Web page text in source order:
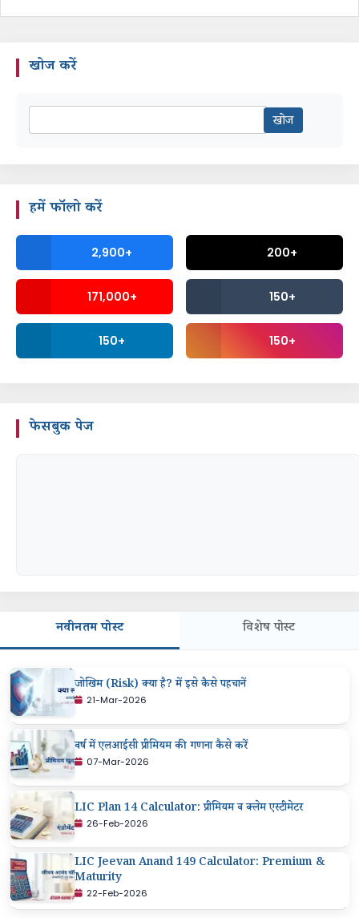
खोज करें
हमें फॉलो करें
2,900+ 200+
171,000+ 150+
150+ 150+
फेसबुक पेज
नवीनतम पोस्ट विशेष पोस्ट
जोखिम (Risk) क्या है? में इसे कैसे पहचानें
21-Mar-2026
वर्ष में एलआईसी प्रीमियम की गणना कैसे करें
07-Mar-2026
LIC Plan 14 Calculator: प्रीमियम व क्लेम एस्टीमेटर
26-Feb-2026
LIC Jeevan Anand 149 Calculator: Premium &
Maturity
22-Feb-2026